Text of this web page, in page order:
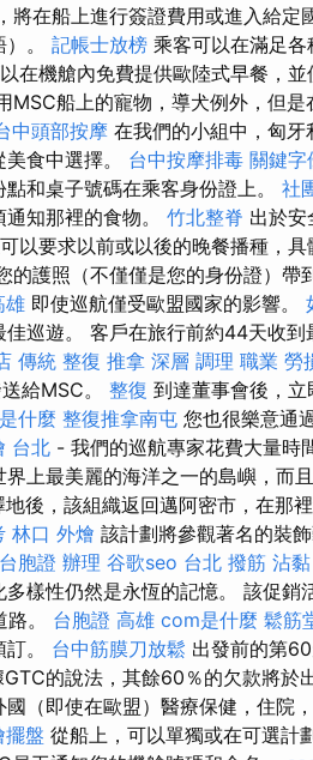
將在船上進行簽證費用或進入給定
。 記帳士放榜 乘客可以在滿足各
在機艙內免費提供歐陸式早餐，
MSC船上的寵物，導犬例外，但是
中頭部按摩 在我們的小組中，匈
食中選擇。 台中按摩排毒 關鍵字
和桌子號碼在乘客身份證上。 社
知那裡的食物。 竹北整脊 出於安
以要求以前或以後的晚餐播種，具
的護照（不僅僅是您的身份證）帶
雄 即使巡航僅受歐盟國家的影響。
巡遊。 客戶在旅行前約44天收到
傳統 整復 推拿 深層 調理 職業 勞
給MSC。 整復 到達董事會後，
什麼 整復推拿南屯 您也很樂意通
台北 - 我們的巡航專家花費大量時
上最美麗的海洋之一的島嶼，而
後，該組織返回邁阿密市，在那
林口 外燴 該計劃將參觀著名的裝
台胞證 辦理 谷歌seo 台北 撥筋 沾黏
樣性仍然是永恆的記憶。 該促銷
。 台胞證 高雄 com是什麼 鬆筋
。 台中筋膜刀放鬆 出發前的第
的說法，其餘60％​​的欠款將於
（即使在歐盟）醫療保健，住院
擺盤 從船上，可以單獨或在可選計